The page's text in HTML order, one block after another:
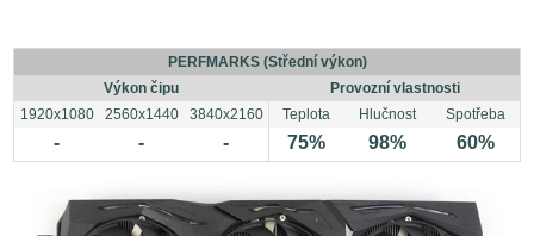
PERFMARKS (Střední výkon)
Výkon čipu
Provozní vlastnosti
1920x1080
2560x1440 3840x2160 Teplota Hlučnost Spotřeba
- - - 75% 98% 60%